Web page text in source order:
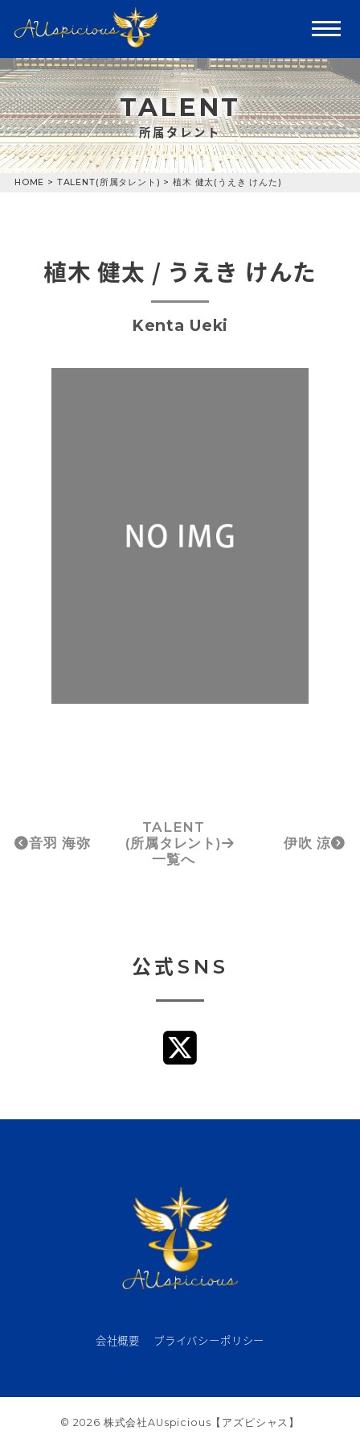
TALENT
所属タレント
HOME > TALENT(所属タレント) >植木 健太(うえき けんた)
植木 健太 / うえき けんた
Kenta Ueki
音羽 海弥
TALENT
(所属タレント)
一覧へ
伊吹 涼
公式SNS
会社概要 プライバシーポリシー
© 2026 株式会社AUspicious【アズピシャス】